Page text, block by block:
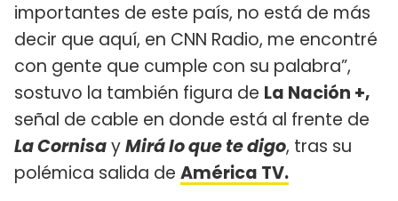
importantes de este país, no está de más
decir que aquí, en CNN Radio, me encontré
con gente que cumple con su palabra”,
sostuvo la también figura de La Nación +,
señal de cable en donde está al frente de
La CornisayMirá lo que te digo, tras su
polémica salida de América TV.